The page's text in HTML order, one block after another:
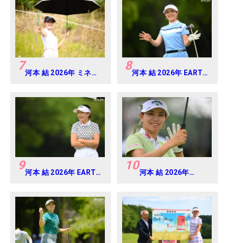
Round4
7河本 結 2026年 ミネベ
8河本 結 2026年 EARTH
9河本 結 2026年 EARTH
10河本 結 2026年